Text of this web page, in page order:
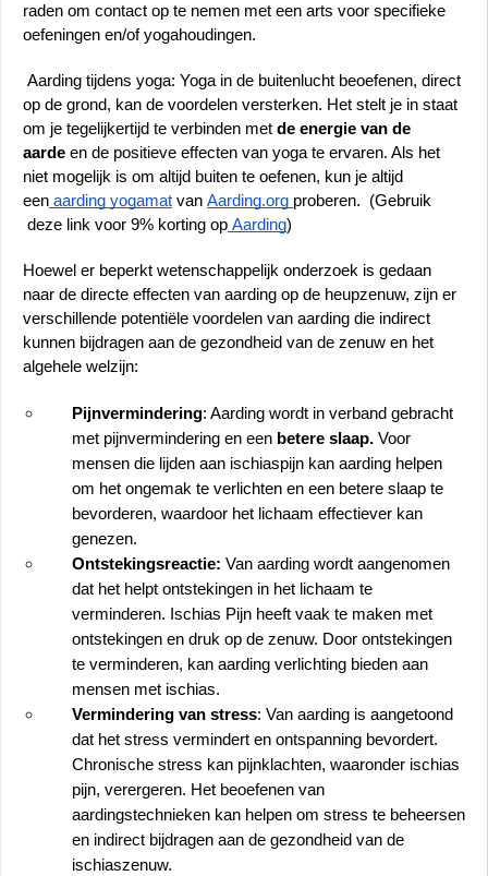
raden om contact op te nemen met een arts voor specifieke
oefeningen en/of yogahoudingen.
Aarding tijdens yoga: Yoga in de buitenlucht beoefenen, direct
op de grond, kan de voordelen versterken. Het stelt je in staat
om je tegelijkertijd te verbinden met de energie van de
aarde en de positieve effecten van yoga te ervaren. Als het
niet mogelijk is om altijd buiten te oefenen, kun je altijd
een aarding yogamat van Aarding.org proberen.  (Gebruik
deze link voor 9% korting op Aarding)
Hoewel er beperkt wetenschappelijk onderzoek is gedaan
naar de directe effecten van aarding op de heupzenuw, zijn er
verschillende potentiële voordelen van aarding die indirect
kunnen bijdragen aan de gezondheid van de zenuw en het
algehele welzijn:
Pijnvermindering: Aarding wordt in verband gebracht
met pijnvermindering en een betere slaap. Voor
mensen die lijden aan ischiaspijn kan aarding helpen
om het ongemak te verlichten en een betere slaap te
bevorderen, waardoor het lichaam effectiever kan
genezen.
Ontstekingsreactie: Van aarding wordt aangenomen
dat het helpt ontstekingen in het lichaam te
verminderen. Ischias Pijn heeft vaak te maken met
ontstekingen en druk op de zenuw. Door ontstekingen
te verminderen, kan aarding verlichting bieden aan
mensen met ischias.
Vermindering van stress: Van aarding is aangetoond
dat het stress vermindert en ontspanning bevordert.
Chronische stress kan pijnklachten, waaronder ischias
pijn, verergeren. Het beoefenen van
aardingstechnieken kan helpen om stress te beheersen
en indirect bijdragen aan de gezondheid van de
ischiaszenuw.